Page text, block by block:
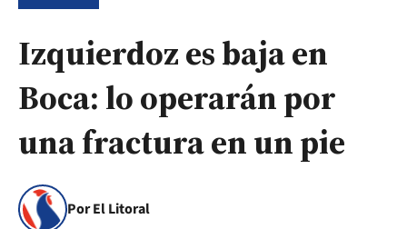
Izquierdoz es baja en
Boca: lo operarán por
una fractura en un pie
Por El Litoral